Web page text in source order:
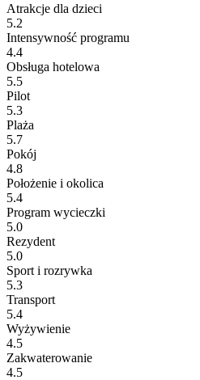
Atrakcje dla dzieci
5.2
Intensywność programu
4.4
Obsługa hotelowa
5.5
Pilot
5.3
Plaża
5.7
Pokój
4.8
Położenie i okolica
5.4
Program wycieczki
5.0
Rezydent
5.0
Sport i rozrywka
5.3
Transport
5.4
Wyżywienie
4.5
Zakwaterowanie
4.5